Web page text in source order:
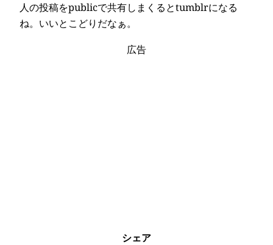
人の投稿をpublicで共有しまくるとtumblrになる
ね。いいとこどりだなぁ。
広告
シェア